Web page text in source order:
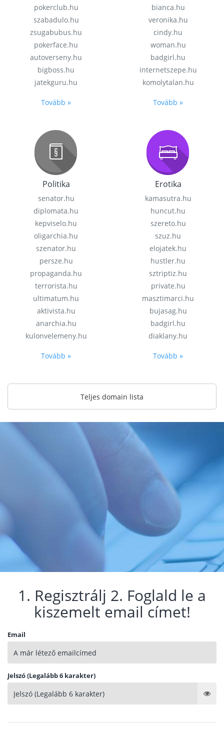
pokerclub.hu
szabadulo.hu
zsugabubus.hu
pokerface.hu
autoverseny.hu
bigboss.hu
jatekguru.hu
Tovább »
bianca.hu
veronika.hu
cindy.hu
woman.hu
badgirl.hu
internetszepe.hu
komolytalan.hu
Tovább »
Politika
senator.hu
diplomata.hu
kepviselo.hu
oligarchia.hu
szenator.hu
persze.hu
propaganda.hu
terrorista.hu
ultimatum.hu
aktivista.hu
anarchia.hu
kulonvelemeny.hu
Tovább »
Erotika
kamasutra.hu
huncut.hu
szereto.hu
szuz.hu
elojatek.hu
hustler.hu
sztriptiz.hu
private.hu
masztimarci.hu
bujasag.hu
badgirl.hu
diaklany.hu
Tovább »
Teljes domain lista
1. Regisztrálj 2. Foglald le a
kiszemelt email címet!
Email
Jelszó (Legalább 6 karakter)